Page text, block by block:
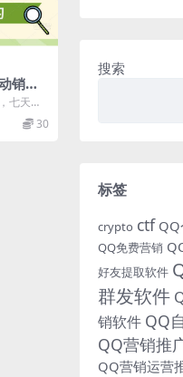
销，
量，
不发
七天打
店不用
...
30
搜索
标签
crypto ctf
QQ免费营销
好友提取软件
群发软件
销软件 QQ
QQ营销推
QQ营销运营